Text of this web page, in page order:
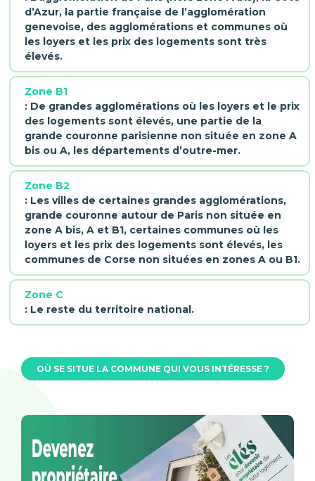
d’Azur, la partie française de l’agglomération
genevoise, des agglomérations et communes où
les loyers et les prix des logements sont très
élevés.
Zone B1
: De grandes agglomérations où les loyers et le prix
des logements sont élevés, une partie de la
grande couronne parisienne non située en zone A
bis ou A, les départements d’outre-mer.
Zone B2
: Les villes de certaines grandes agglomérations,
grande couronne autour de Paris non située en
zone A bis, A et B1, certaines communes où les
loyers et les prix des logements sont élevés, les
communes de Corse non situées en zones A ou B1.
Zone C
: Le reste du territoire national.
OÙ SE SITUE LA COMMUNE QUI VOUS INTÉRESSE ?